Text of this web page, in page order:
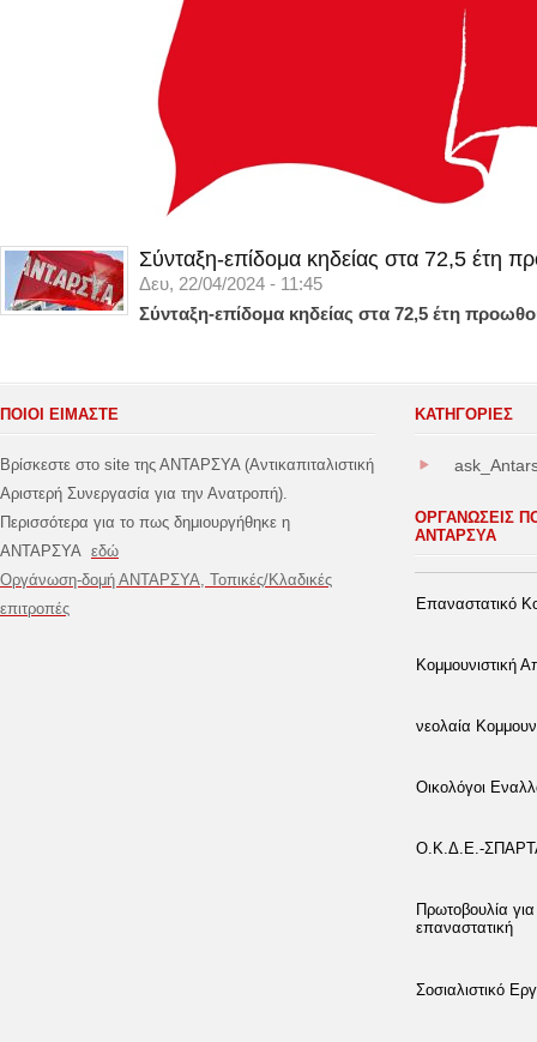
Σύνταξη-επίδομα κηδείας στα 72,5 έτη
Δευ, 22/04/2024 - 11:45
Σύνταξη-επίδομα κηδείας στα 72,5 έτη
ΠΟΙΟΙ ΕΙΜΑΣΤΕ
Βρίσκεστε στο site της ΑΝΤΑΡΣΥΑ (Αντικαπιταλιστική
Αριστερή Συνεργασία για την Ανατροπή).
Περισσότερα για το πως δημιουργήθηκε η
ΑΝΤΑΡΣΥΑ εδώ
Οργάνωση-δομή ΑΝΤΑΡΣΥΑ, Τοπικές/Κλαδικές
επιτροπές
ΚΑΤΗΓΟΡΊΕΣ
ΟΡΓΑΝΩΣΕΙΣ
ΑΝΤΑΡΣΥΑ
Επαναστατικό
Κομμουνιστική
νεολαία
Οικολόγοι
Ο.Κ.Δ.Ε.-
Πρωτοβουλία
επαναστατική
Σοσιαλιστικό